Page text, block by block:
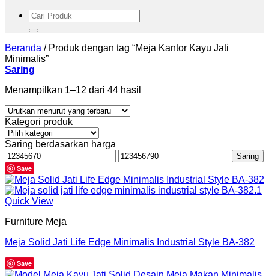
Pencarian
untuk:
Beranda /Produk dengan tag “Meja Kantor Kayu Jati
Minimalis”
Saring
Menampilkan 1–12 dari 44 hasil
Kategori produk
Saring berdasarkan harga
Harga
terendah
Harga
tertinggi
Saring
Save
Quick View
Furniture Meja
Meja Solid Jati Life Edge Minimalis Industrial Style BA-382
Save